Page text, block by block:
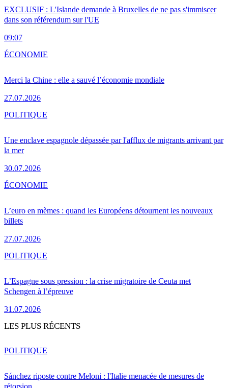
EXCLUSIF : L'Islande demande à Bruxelles de ne pas s'immiscer
dans son référendum sur l'UE
09:07
Merci la Chine : elle a sauvé l’économie mondiale
27.07.2026
ÉCONOMIE
Une enclave espagnole dépassée par l'afflux de migrants arrivant par
la mer
30.07.2026
POLITIQUE
L’euro en mèmes : quand les Européens détournent les nouveaux
billets
27.07.2026
ÉCONOMIE
L’Espagne sous pression : la crise migratoire de Ceuta met
Schengen à l’épreuve
31.07.2026
POLITIQUE
LES PLUS RÉCENTS
Sánchez riposte contre Meloni : l'Italie menacée de mesures de
rétorsion
POLITIQUE